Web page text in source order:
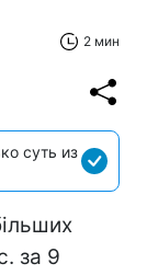
2 мин
суть из
за 9